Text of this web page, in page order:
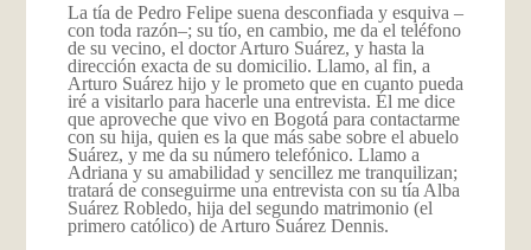
La tía de Pedro Felipe suena desconfiada y esquiva –
con toda razón–; su tío, en cambio, me da el teléfono
de su vecino, el doctor Arturo Suárez, y hasta la
dirección exacta de su domicilio. Llamo, al fin, a
Arturo Suárez hijo y le prometo que en cuanto pueda
iré a visitarlo para hacerle una entrevista. Él me dice
que aproveche que vivo en Bogotá para contactarme
con su hija, quien es la que más sabe sobre el abuelo
Suárez, y me da su número telefónico. Llamo a
Adriana y su amabilidad y sencillez me tranquilizan;
tratará de conseguirme una entrevista con su tía Alba
Suárez Robledo, hija del segundo matrimonio (el
primero católico) de Arturo Suárez Dennis.